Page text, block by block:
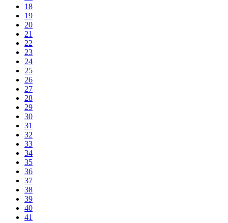
18
19
20
21
22
23
24
25
26
27
28
29
30
31
32
33
34
35
36
37
38
39
40
41